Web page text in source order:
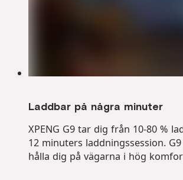
Laddbar på några minuter
XPENG G9 tar dig från 10-80 %
12 minuters laddningssession.
hålla dig på vägarna i hög